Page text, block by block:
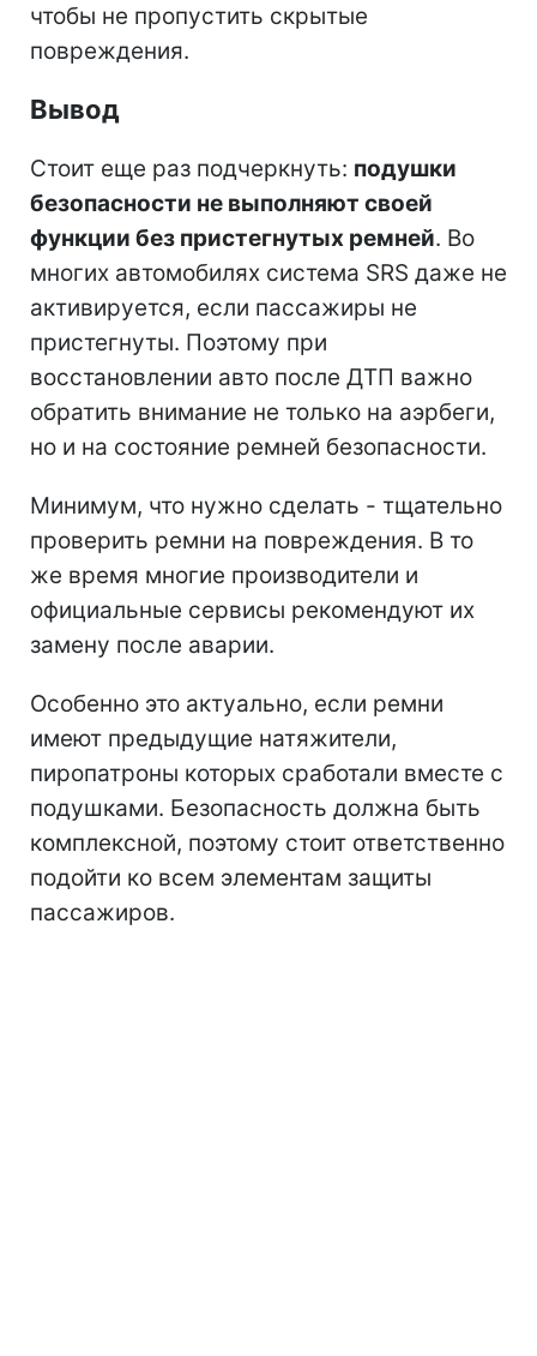
чтобы не пропустить скрытые
повреждения.
Вывод
Стоит еще раз подчеркнуть: подушки
безопасности не выполняют своей
функции без пристегнутых ремней. Во
многих автомобилях система SRS даже не
активируется, если пассажиры не
пристегнуты. Поэтому при
восстановлении авто после ДТП важно
обратить внимание не только на аэрбеги,
но и на состояние ремней безопасности.
Минимум, что нужно сделать - тщательно
проверить ремни на повреждения. В то
же время многие производители и
официальные сервисы рекомендуют их
замену после аварии.
Особенно это актуально, если ремни
имеют предыдущие натяжители,
пиропатроны которых сработали вместе с
подушками. Безопасность должна быть
комплексной, поэтому стоит ответственно
подойти ко всем элементам защиты
пассажиров.